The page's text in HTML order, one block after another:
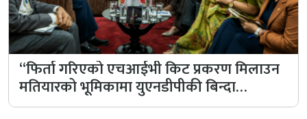
“फिर्ता गरिएको एचआईभी किट प्रकरण मिलाउन
मतियारको भूमिकामा युएनडीपीकी बिन्दा…